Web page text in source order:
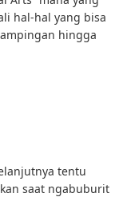
hal-hal yang bisa
hingga
tentu
saat ngabuburit